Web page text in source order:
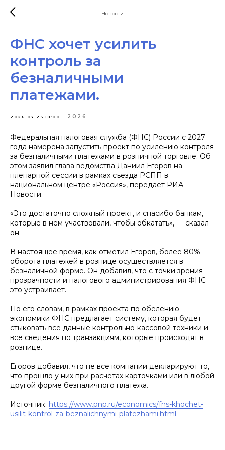
Новости
ФНС хочет усилить
контроль за
безналичными
платежами.
2026-03-26 18:00 2026
Федеральная налоговая служба (ФНС) России с 2027
года намерена запустить проект по усилению контроля
за безналичными платежами в розничной торговле. Об
этом заявил глава ведомства Даниил Егоров на
пленарной сессии в рамках съезда РСПП в
национальном центре «Россия», передает РИА
Новости.
«Это достаточно сложный проект, и спасибо банкам,
которые в нем участвовали, чтобы обкатать», — сказал
он.
В настоящее время, как отметил Егоров, более 80%
оборота платежей в рознице осуществляется в
безналичной форме. Он добавил, что с точки зрения
прозрачности и налогового администрирования ФНС
это устраивает.
По его словам, в рамках проекта по обелению
экономики ФНС предлагает систему, которая будет
стыковать все данные контрольно-кассовой техники и
все сведения по транзакциям, которые происходят в
рознице.
Егоров добавил, что не все компании декларируют то,
что прошло у них при расчетах карточками или в любой
другой форме безналичного платежа.
Источник: https://www.pnp.ru/economics/fns-khochet-
usilit-kontrol-za-beznalichnymi-platezhami.html